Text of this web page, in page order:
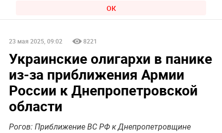
ОК
23 мая 2025, 09:02 8221
Украинские олигархи в панике
из-за приближения Армии
России к Днепропетровской
области
Рогов: Приближение ВС РФ к Днепропетровщине